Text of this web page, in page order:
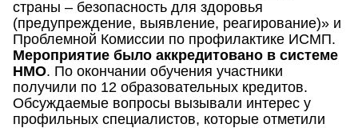
страны – безопасность для здоровья
(предупреждение, выявление, реагирование)» и
Проблемной Комиссии по профилактике ИСМП.
Мероприятие было аккредитовано в системе
НМО. По окончании обучения участники
получили по 12 образовательных кредитов.
Обсуждаемые вопросы вызывали интерес у
профильных специалистов, которые отметили